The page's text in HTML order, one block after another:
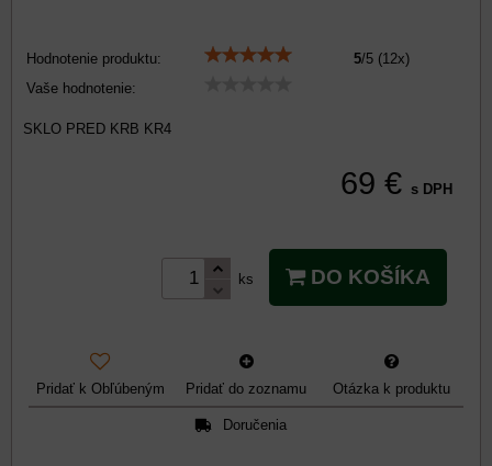
Hodnotenie produktu: 5/5 (12x)
Vaše hodnotenie:
SKLO PRED KRB KR4
69 € s DPH
ks DO KOŠÍKA
Pridať k Obľúbeným Pridať do zoznamu Otázka k produktu
Doručenia